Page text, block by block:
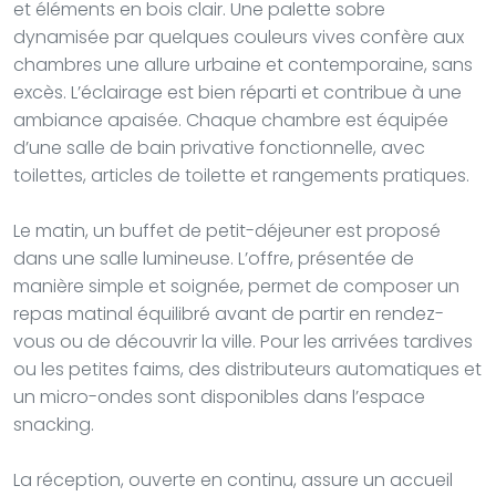
et éléments en bois clair. Une palette sobre
dynamisée par quelques couleurs vives confère aux
chambres une allure urbaine et contemporaine, sans
excès. L’éclairage est bien réparti et contribue à une
ambiance apaisée. Chaque chambre est équipée
d’une salle de bain privative fonctionnelle, avec
toilettes, articles de toilette et rangements pratiques.
Le matin, un buffet de petit-déjeuner est proposé
dans une salle lumineuse. L’offre, présentée de
manière simple et soignée, permet de composer un
repas matinal équilibré avant de partir en rendez-
vous ou de découvrir la ville. Pour les arrivées tardives
ou les petites faims, des distributeurs automatiques et
un micro-ondes sont disponibles dans l’espace
snacking.
La réception, ouverte en continu, assure un accueil